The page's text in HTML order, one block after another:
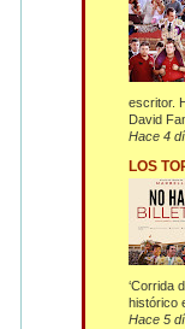
escritor.
David
Hace 4
LOS
‘Corrida
histórico
Hace 5